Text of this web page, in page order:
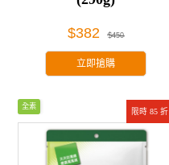
$382 $450
立即搶購
限時 85 折
全素